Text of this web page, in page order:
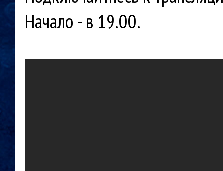
Начало - в 19.00.